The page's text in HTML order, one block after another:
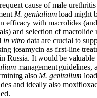
cause of male
M. genitalium load might
efficacy with macrolides
and selection of macrolide
in vitro data are crucial to
josamycin as first-line
Russia. It would be valuable
management guidelines,
also M. genitalium
and ideally also